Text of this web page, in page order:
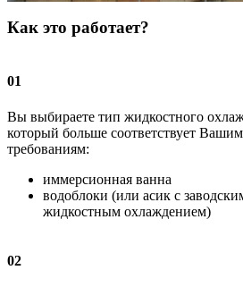
Как это работает?
01
Вы выбираете тип жидкостного
который больше соответствует Вашим
требованиям:
иммерсионная ванна
водоблоки (или асик с
жидкостным охлаждением)
02